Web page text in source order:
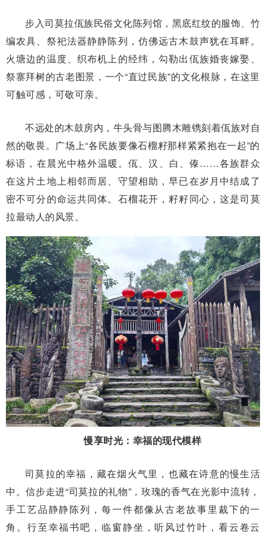
步入司莫拉佤族民俗文化陈列馆，黑底红纹的服饰、竹
编农具、祭祀法器静静陈列，仿佛远古木鼓声犹在耳畔。
火塘边的温度、织布机上的经纬，勾勒出佤族婚丧嫁娶、
祭寨拜树的古老图景，一个“直过民族”的文化根脉，在这里
可触可感，可敬可亲。
不远处的木鼓房内，牛头骨与图腾木雕镌刻着佤族对自
然的敬畏。广场上“各民族要像石榴籽那样紧紧抱在一起”的
标语，在晨光中格外温暖。佤、汉、白、傣……各族群众
在这片土地上相邻而居、守望相助，早已在岁月中结成了
密不可分的命运共同体。石榴花开，籽籽同心，这是司莫
拉最动人的风景。
慢享时光：幸福的现代模样
司莫拉的幸福，藏在烟火气里，也藏在诗意的慢生活
中。信步走进“司莫拉的礼物”，玫瑰的香气在光影中流转，
手工艺品静静陈列，每一件都像从古老故事里裁下的一
角。行至幸福书吧，临窗静坐，听风过竹叶，看云卷云